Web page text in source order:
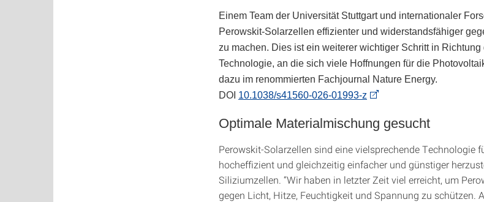
Einem Team der Universität Stuttgart und internationaler
Perowskit-Solarzellen effizienter und widerstandsfähiger
zu machen. Dies ist ein weiterer wichtiger Schritt in
Technologie, an die sich viele Hoffnungen für die
dazu im renommierten Fachjournal Nature Energy.
DOI 10.1038/s41560-026-01993-z
Optimale Materialmischung gesucht
Perowskit-Solarzellen sind eine vielsprechende Technologie
hocheffizient und gleichzeitig einfacher und günstiger
Siliziumzellen. “Wir haben in letzter Zeit viel erreicht, um
gegen Licht, Hitze, Feuchtigkeit und Spannung zu schützen.